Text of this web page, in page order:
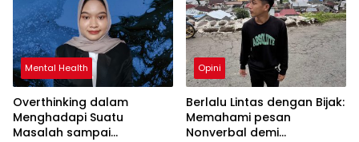
Mental Health
Overthinking dalam
Menghadapi Suatu
Masalah sampai
Opini
Berlalu Lintas dengan Bijak:
Memahami pesan
Nonverbal demi